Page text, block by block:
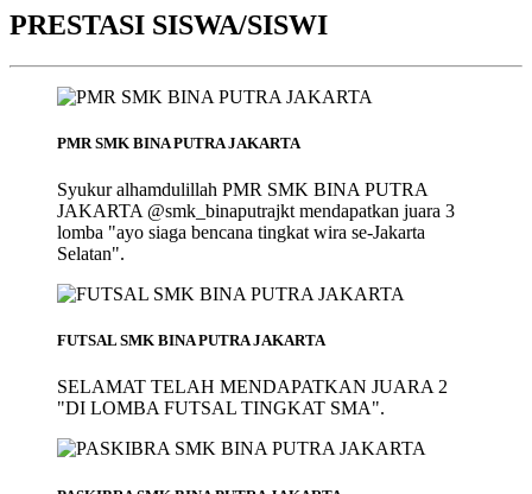
PRESTASI SISWA/SISWI
PMR SMK BINA PUTRA JAKARTA
Syukur alhamdulillah PMR SMK BINA PUTRA
JAKARTA @smk_binaputrajkt mendapatkan juara 3
lomba "ayo siaga bencana tingkat wira se-Jakarta
Selatan".
FUTSAL SMK BINA PUTRA JAKARTA
SELAMAT TELAH MENDAPATKAN JUARA 2
"DI LOMBA FUTSAL TINGKAT SMA".